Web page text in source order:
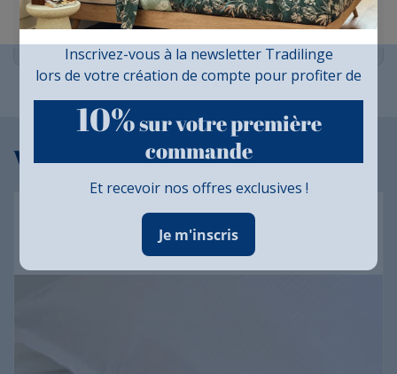
très belle
Vous aimerez aussi...
Taie satin Tradilinge GRAND HÔTEL BLANC
Inscrivez-vous à la newsletter Tradilinge
lors de votre création de compte pour profiter de
10%sur votre première
commande
Et recevoir nos offres exclusives !
Je m'inscris